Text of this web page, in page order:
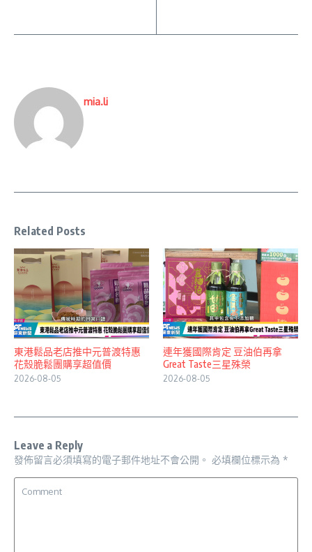
mia.li
Related Posts
東港鬆品老店推中元普渡特惠
花殼脆鬆團購享超值價
2026-08-05
連年獲國際肯定 豆油伯再拿
Great Taste三星殊榮
2026-08-05
Leave a Reply
發佈留言必須填寫的電子郵件地址不會公開。 必填欄位標示為 *